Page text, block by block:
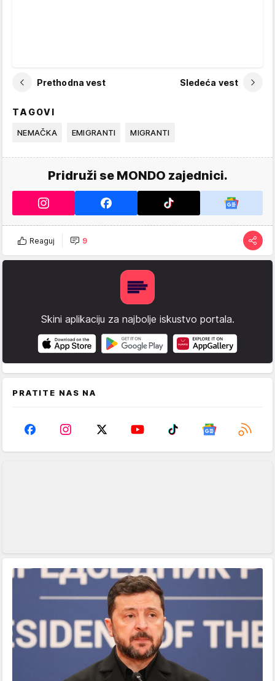
Prethodna vest Sledeća vest
TAGOVI
NEMAČKA EMIGRANTI MIGRANTI
Pridruži se MONDO zajednici.
Reaguj 9
Skini aplikaciju za najbolje iskustvo portala.
PRATITE NAS NA